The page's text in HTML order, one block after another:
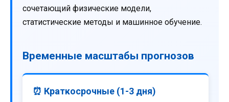
сочетающий физические модели,
статистические методы и машинное обучение.
Временные масштабы прогнозов
⏰ Краткосрочные (1-3 дня)